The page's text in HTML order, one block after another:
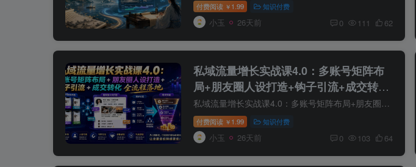
付费阅读 ￥ 1.99 知识付费
小玉 26天前 0 111 62
私域流量增长实战课4.0：多账号矩阵布
局+朋友圈人设打造+钩子引流+成交转化
全流程落地
私域流量增长实战课4.0：多账号矩阵布局+朋友圈人设打造+钩子引流+成交转化全流程落地 课程介绍 流量越来越贵，平台规则不断变化，真正属于自己的客户资产，才是长期增长的核心。 私域流量不是...
付费阅读 ￥ 1.99 知识付费
小玉 26天前 0 103 64